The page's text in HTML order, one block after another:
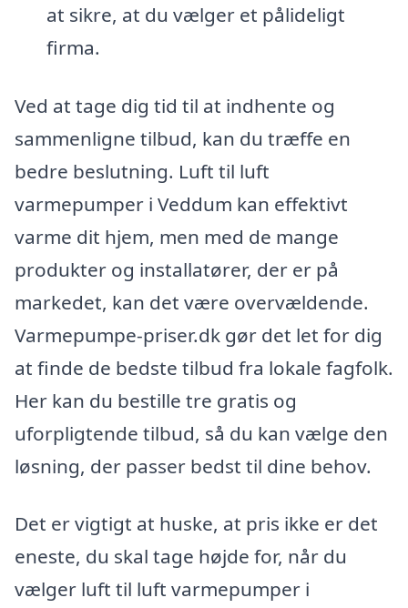
at sikre, at du vælger et pålideligt
firma.
Ved at tage dig tid til at indhente og
sammenligne tilbud, kan du træffe en
bedre beslutning. Luft til luft
varmepumper i Veddum kan effektivt
varme dit hjem, men med de mange
produkter og installatører, der er på
markedet, kan det være overvældende.
Varmepumpe-priser.dk gør det let for dig
at finde de bedste tilbud fra lokale fagfolk.
Her kan du bestille tre gratis og
uforpligtende tilbud, så du kan vælge den
løsning, der passer bedst til dine behov.
Det er vigtigt at huske, at pris ikke er det
eneste, du skal tage højde for, når du
vælger luft til luft varmepumper i